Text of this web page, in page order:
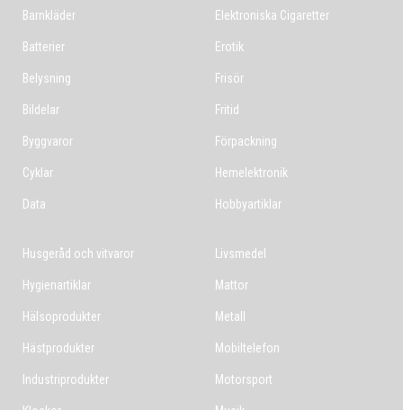
Barnkläder
Batterier
Belysning
Bildelar
Byggvaror
Cyklar
Data
Elektroniska Cigaretter
Erotik
Frisör
Fritid
Förpackning
Hemelektronik
Hobbyartiklar
Husgeråd och vitvaror
Hygienartiklar
Hälsoprodukter
Hästprodukter
Industriprodukter
Livsmedel
Mattor
Metall
Mobiltelefon
Motorsport